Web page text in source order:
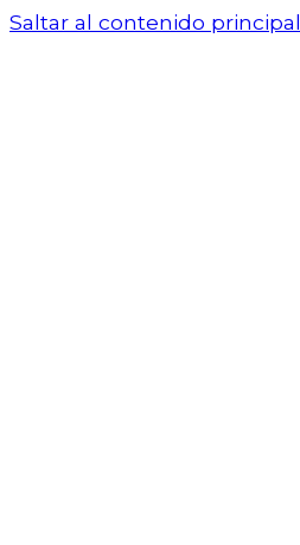
Saltar al contenido principal